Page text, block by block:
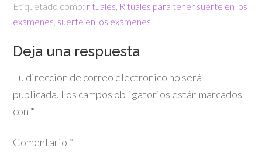
Etiquetado como: rituales Rituales para tener suerte en los
exámenes suerte en los exámenes
Deja una respuesta
Tu dirección de correo electrónico no será
publicada. Los campos obligatorios están marcados
con *
Comentario *